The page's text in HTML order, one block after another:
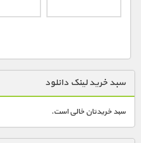
سبد خرید لینک دانلود
سبد خریدتان خالی است.